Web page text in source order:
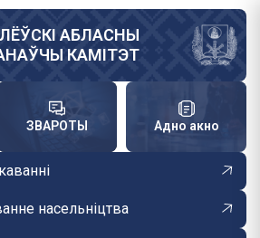
АБЛАСНЫ
КАМІТЭТ
ЗВАРОТЫ Адно акно
насельніцтва